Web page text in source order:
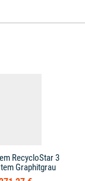
RecycloStar 3
Graphitgrau